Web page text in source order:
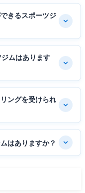
きるスポーツジ
ムはあります
ングを受けられ
はありますか？